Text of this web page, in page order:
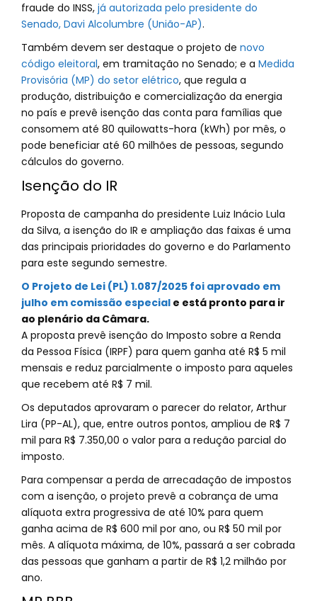
fraude do INSS, já autorizada pelo presidente do
Senado, Davi Alcolumbre (União-AP).
Também devem ser destaque o projeto de novo
código eleitoral, em tramitação no Senado; e a Medida
Provisória (MP) do setor elétrico, que regula a
produção, distribuição e comercialização da energia
no país e prevê isenção das conta para famílias que
consomem até 80 quilowatts-hora (kWh) por mês, o
pode beneficiar até 60 milhões de pessoas, segundo
cálculos do governo.
Isenção do IR
Proposta de campanha do presidente Luiz Inácio Lula
da Silva, a isenção do IR e ampliação das faixas é uma
das principais prioridades do governo e do Parlamento
para este segundo semestre.
O Projeto de Lei (PL) 1.087/2025 foi aprovado em
julho em comissão especial e está pronto para ir
ao plenário da Câmara.
A proposta prevê isenção do Imposto sobre a Renda
da Pessoa Física (IRPF) para quem ganha até R$ 5 mil
mensais e reduz parcialmente o imposto para aqueles
que recebem até R$ 7 mil.
Os deputados aprovaram o parecer do relator, Arthur
Lira (PP-AL), que, entre outros pontos, ampliou de R$ 7
mil para R$ 7.350,00 o valor para a redução parcial do
imposto.
Para compensar a perda de arrecadação de impostos
com a isenção, o projeto prevê a cobrança de uma
alíquota extra progressiva de até 10% para quem
ganha acima de R$ 600 mil por ano, ou R$ 50 mil por
mês. A alíquota máxima, de 10%, passará a ser cobrada
das pessoas que ganham a partir de R$ 1,2 milhão por
ano.